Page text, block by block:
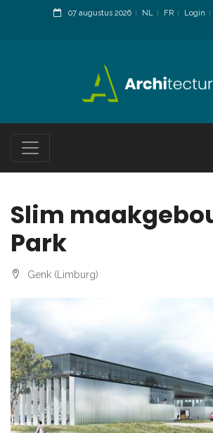
07 augustus 2026 NL FR
Login
Slim
Park
Genk (Limburg)